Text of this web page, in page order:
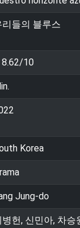
리들의 블루스
8.62/10
Korea
Jung-do
병헌, 신민아, 차승